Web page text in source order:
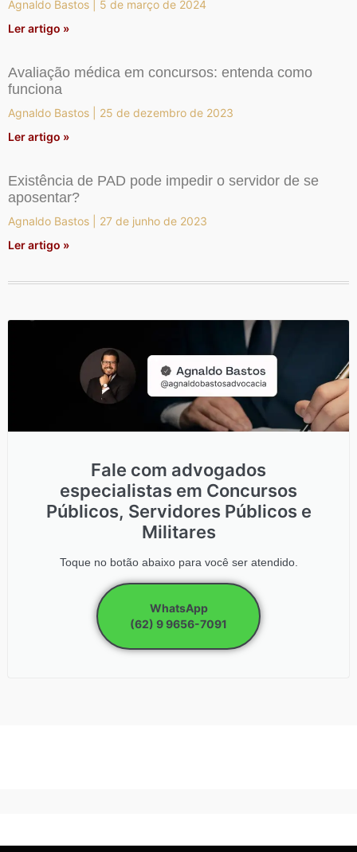
Agnaldo Bastos
5 de março de 2024
Ler artigo »
Avaliação médica em concursos: entenda como
funciona
Agnaldo Bastos
25 de dezembro de 2023
Ler artigo »
Existência de PAD pode impedir o servidor de se
aposentar?
Agnaldo Bastos
27 de junho de 2023
Ler artigo »
Fale com advogados
especialistas em Concursos
Públicos, Servidores Públicos e
Militares
Toque no botão abaixo para você ser atendido.
WhatsApp
(62) 9 9656-7091